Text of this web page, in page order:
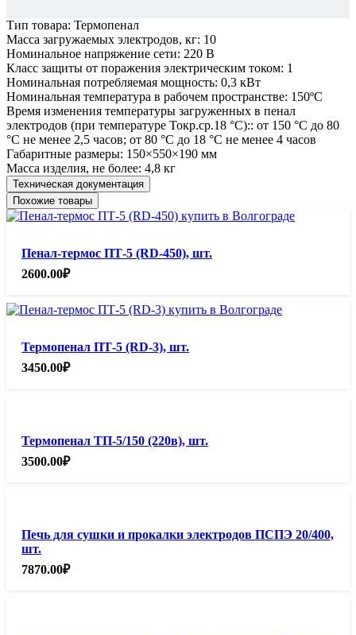
Тип товара: Термопенал
Масса загружаемых электродов, кг: 10
Номинальное напряжение сети: 220 В
Класс защиты от поражения электрическим током: 1
Номинальная потребляемая мощность: 0,3 кВт
Номинальная температура в рабочем пространстве: 150ºС
Время изменения температуры загруженных в пенал
электродов (при температуре Токр.ср.18 °С):: от 150 °С до 80
°С не менее 2,5 часов; от 80 °С до 18 °С не менее 4 часов
Габаритные размеры: 150×550×190 мм
Масса изделия, не более: 4,8 кг
Техническая документация
Похожие товары
Пенал-термос ПТ-5 (RD-450), шт.
2600.00₽
Термопенал ПТ-5 (RD-3), шт.
3450.00₽
Термопенал ТП-5/150 (220в), шт.
3500.00₽
Печь для сушки и прокалки электродов ПСПЭ 20/400,
шт.
7870.00₽